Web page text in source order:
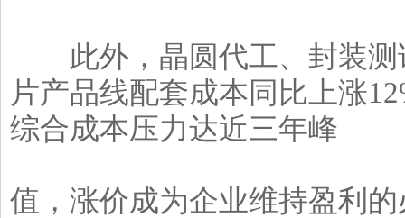
此外，晶圆代工、封装测
片产品线配套成本同比上涨
综合成本压力达近三年峰
值，涨价成为企业维持盈利